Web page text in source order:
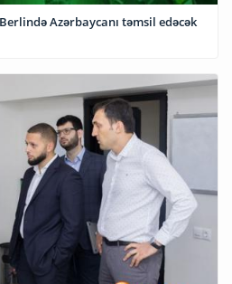
Azərbaycanı təmsil edəcək